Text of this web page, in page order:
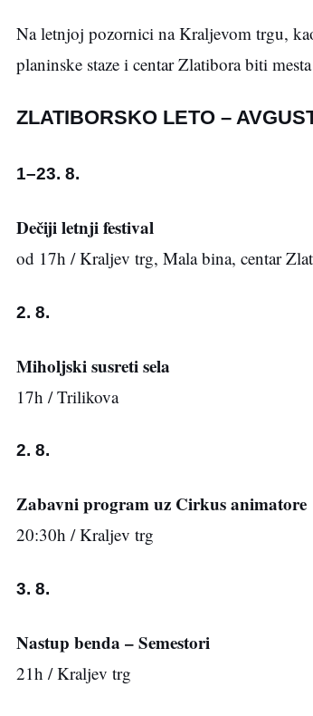
Na letnjoj pozornici na Kraljevom trgu,
planinske staze i centar Zlatibora biti
ZLATIBORSKO LETO –
1–23. 8.
Dečiji letnji festival
od 17h / Kraljev trg, Mala bina, centar
2. 8.
Miholjski susreti sela
17h / Trilikova
2. 8.
Zabavni program uz Cirkus animatore
20:30h / Kraljev trg
3. 8.
Nastup benda – Semestori
21h / Kraljev trg